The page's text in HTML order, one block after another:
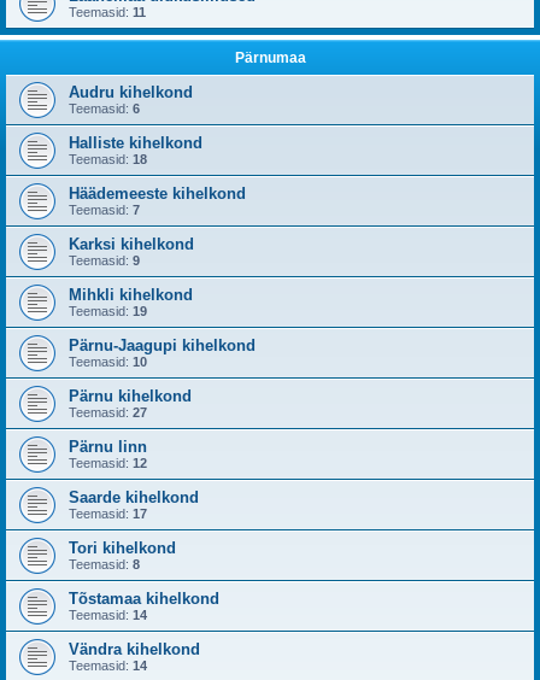
Teemasid: 11
Pärnumaa
Audru kihelkond
Teemasid: 6
Halliste kihelkond
Teemasid: 18
Häädemeeste kihelkond
Teemasid: 7
Karksi kihelkond
Teemasid: 9
Mihkli kihelkond
Teemasid: 19
Pärnu-Jaagupi kihelkond
Teemasid: 10
Pärnu kihelkond
Teemasid: 27
Pärnu linn
Teemasid: 12
Saarde kihelkond
Teemasid: 17
Tori kihelkond
Teemasid: 8
Tõstamaa kihelkond
Teemasid: 14
Vändra kihelkond
Teemasid: 14